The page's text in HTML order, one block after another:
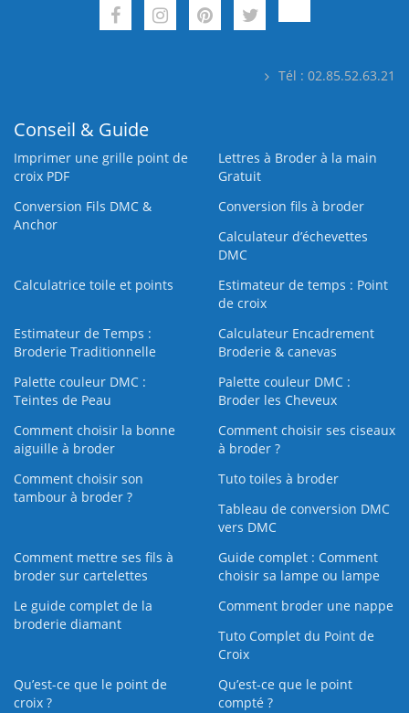
Tél : 02.85.52.63.21
Conseil & Guide
Imprimer une grille point de
croix PDF
Lettres à Broder à la main
Gratuit
Conversion Fils DMC &
Anchor
Conversion fils à broder
Calculateur d’échevettes
DMC
Calculatrice toile et points
Estimateur de temps : Point
de croix
Estimateur de Temps :
Broderie Traditionnelle
Calculateur Encadrement
Broderie & canevas
Palette couleur DMC :
Teintes de Peau
Palette couleur DMC :
Broder les Cheveux
Comment choisir la bonne
aiguille à broder
Comment choisir ses ciseaux
à broder ?
Comment choisir son
tambour à broder ?
Tuto toiles à broder
Tableau de conversion DMC
vers DMC
Comment mettre ses fils à
broder sur cartelettes
Guide complet : Comment
choisir sa lampe ou lampe
Le guide complet de la
broderie diamant
Comment broder une nappe
Tuto Complet du Point de
Croix
Qu’est-ce que le point de
croix ?
Qu’est-ce que le point
compté ?